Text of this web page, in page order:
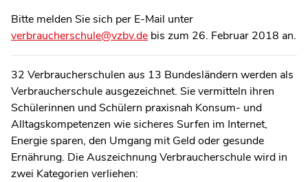
Bitte melden Sie sich per E-Mail unter
verbraucherschule@vzbv.de bis zum 26. Februar 2018 an.
32 Verbraucherschulen aus 13 Bundesländern werden als
Verbraucherschule ausgezeichnet. Sie vermitteln ihren
Schülerinnen und Schülern praxisnah Konsum- und
Alltagskompetenzen wie sicheres Surfen im Internet,
Energie sparen, den Umgang mit Geld oder gesunde
Ernährung. Die Auszeichnung Verbraucherschule wird in
zwei Kategorien verliehen: